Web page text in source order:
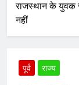
राजस्थान के युवक
नहीं
पूर्व राज्य